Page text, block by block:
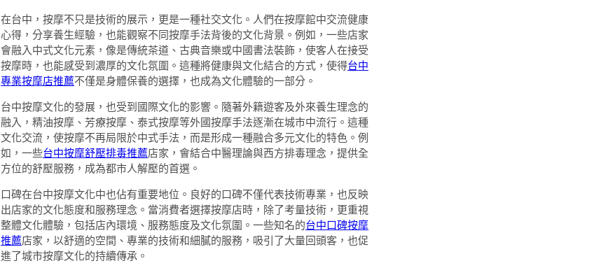
在台中，按摩不只是技術的展示，更是一種社交文化。人們在按摩館中交流健康
心得，分享養生經驗，也能觀察不同按摩手法背後的文化背景。例如，一些店家
會融入中式文化元素，像是傳統茶道、古典音樂或中國書法裝飾，使客人在接受
按摩時，也能感受到濃厚的文化氛圍。這種將健康與文化結合的方式，使得台中
專業按摩店推薦不僅是身體保養的選擇，也成為文化體驗的一部分。
台中按摩文化的發展，也受到國際文化的影響。隨著外籍遊客及外來養生理念的
融入，精油按摩、芳療按摩、泰式按摩等外國按摩手法逐漸在城市中流行。這種
文化交流，使按摩不再局限於中式手法，而是形成一種融合多元文化的特色。例
如，一些台中按摩舒壓排毒推薦店家，會結合中醫理論與西方排毒理念，提供全
方位的舒壓服務，成為都市人解壓的首選。
口碑在台中按摩文化中也佔有重要地位。良好的口碑不僅代表技術專業，也反映
出店家的文化態度和服務理念。當消費者選擇按摩店時，除了考量技術，更重視
整體文化體驗，包括店內環境、服務態度及文化氛圍。一些知名的台中口碑按摩
推薦店家，以舒適的空間、專業的技術和細膩的服務，吸引了大量回頭客，也促
進了城市按摩文化的持續傳承。